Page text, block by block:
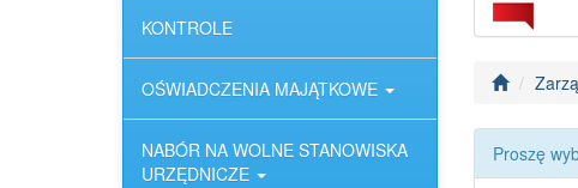
KONTROLE
OŚWIADCZENIA MAJĄTKOWE
NABÓR NA WOLNE STANOWISKA
URZĘDNICZE
Proszę